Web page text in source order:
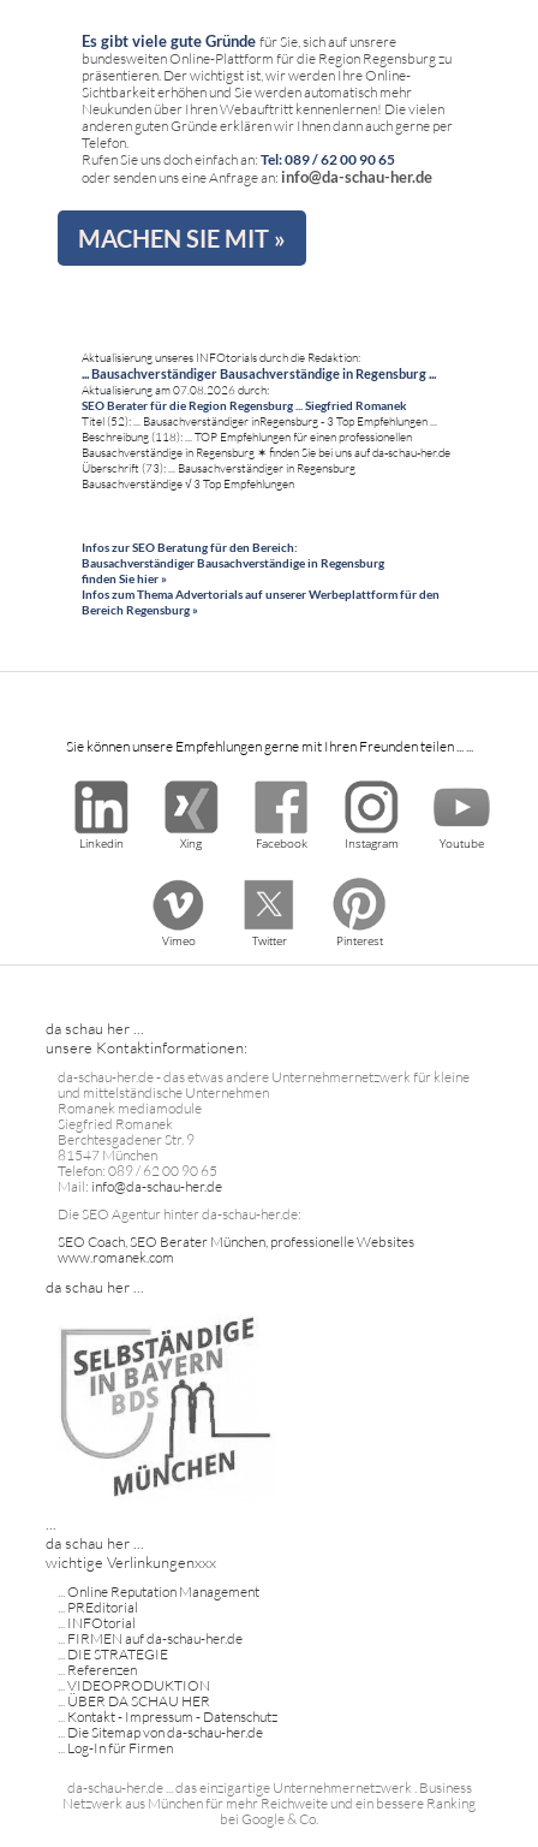
Es gibt viele gute Gründe für Sie, sich auf unsrere
bundesweiten Online-Plattform für die Region Regensburg zu
präsentieren. Der wichtigst ist, wir werden Ihre Online-
Sichtbarkeit erhöhen und Sie werden automatisch mehr
Neukunden über Ihren Webauftritt kennenlernen! Die vielen
anderen guten Gründe erklären wir Ihnen dann auch gerne per
Telefon.
Rufen Sie uns doch einfach an: Tel: 089 / 62 00 90 65
oder senden uns eine Anfrage an: info@da-schau-her.de
MACHEN SIE MIT »
Aktualisierung unseres INFOtorials durch die Redaktion:
... Bausachverständiger Bausachverständige in Regensburg ...
Aktualisierung am 07.08.2026 durch:
SEO Berater für die Region Regensburg ... Siegfried Romanek
Titel (52): ... Bausachverständiger inRegensburg - 3 Top Empfehlungen ...
Beschreibung (118): ... TOP Empfehlungen für einen professionellen
Bausachverständige in Regensburg ✶ finden Sie bei uns auf da-schau-her.de
Überschrift (73): ... Bausachverständiger in Regensburg
Bausachverständige √ 3 Top Empfehlungen
Infos zur SEO Beratung für den Bereich:
Bausachverständiger Bausachverständige in Regensburg
finden Sie hier »
Infos zum Thema Advertorials auf unserer Werbeplattform für den
Bereich Regensburg »
Sie können unsere Empfehlungen gerne mit Ihren Freunden teilen ... ...
Linkedin Xing Facebook Instagram Youtube
Vimeo Twitter Pinterest
da schau her ...
unsere Kontaktinformationen:
da-schau-her.de - das etwas andere Unternehmernetzwerk für kleine
und mittelständische Unternehmen
Romanek mediamodule
Siegfried Romanek
Berchtesgadener Str. 9
81547 München
Telefon: 089 / 62 00 90 65
Mail: info@da-schau-her.de
Die SEO Agentur hinter da-schau-her.de:
SEO Coach, SEO Berater München, professionelle Websites
www.romanek.com
da schau her ...
da schau her ...
wichtige Verlinkungenxxx
Online Reputation Management
PREditorial
INFOtorial
FIRMEN auf da-schau-her.de
DIE STRATEGIE
Referenzen
VIDEOPRODUKTION
ÜBER DA SCHAU HER
Kontakt - Impressum - Datenschutz
Die Sitemap von da-schau-her.de
Log-In für Firmen
da-schau-her.de ... das einzigartige Unternehmernetzwerk . Business
Netzwerk aus München für mehr Reichweite und ein bessere Ranking
bei Google & Co.